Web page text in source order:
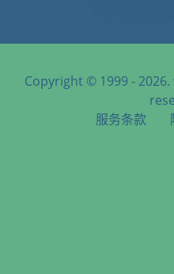
Copyright © 1999 -
服务条款